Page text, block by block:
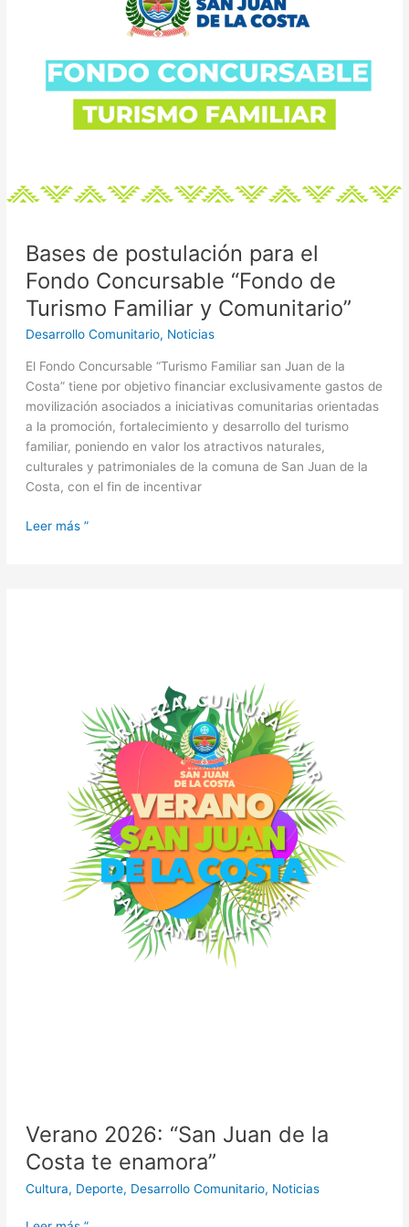
Bases de postulación para el
Fondo Concursable “Fondo de
Turismo Familiar y Comunitario”
Desarrollo Comunitario, Noticias
El Fondo Concursable “Turismo Familiar san Juan de la
Costa” tiene por objetivo financiar exclusivamente gastos de
movilización asociados a iniciativas comunitarias orientadas
a la promoción, fortalecimiento y desarrollo del turismo
familiar, poniendo en valor los atractivos naturales,
culturales y patrimoniales de la comuna de San Juan de la
Costa, con el fin de incentivar
Concursable
“Fondo
Comunitario”
Leer más ”
Verano 2026: “San Juan de la
Costa te enamora”
Cultura, Deporte, Desarrollo Comunitario, Noticias